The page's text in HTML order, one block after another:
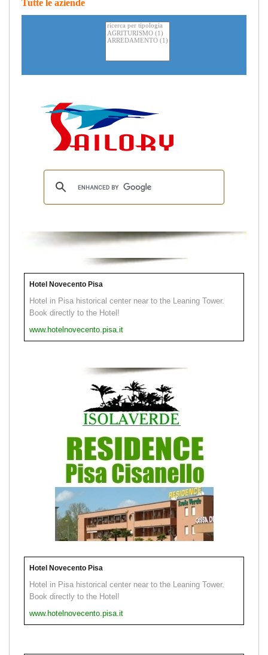
Tutte le aziende
Hotel Novecento Pisa
Hotel in Pisa historical center near to the Leaning Tower.
Book directly to the Hotel!
www.hotelnovecento.pisa.it
Hotel Novecento Pisa
Hotel in Pisa historical center near to the Leaning Tower.
Book directly to the Hotel!
www.hotelnovecento.pisa.it